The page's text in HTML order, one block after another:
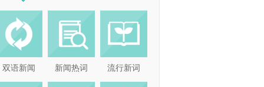
双语新闻 新闻热词 流行新词